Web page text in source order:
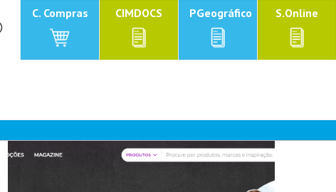
C. Compras CIMDOCS PGeográfico S.Online